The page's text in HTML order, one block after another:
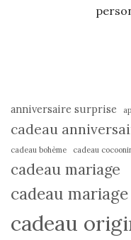
anniversaire surprise
cadeau
cadeau bohème
cadeau
cadeau mariage
cadeau
cadeau